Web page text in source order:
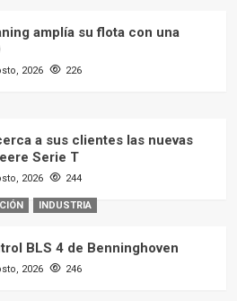
amplía su flota con una
2026 226
a sus clientes las nuevas
Serie T
2026 244
INDUSTRIA
BLS 4 de Benninghoven
2026 246